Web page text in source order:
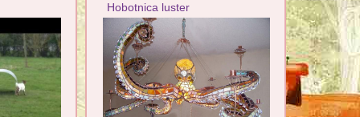
Hobotnica luster